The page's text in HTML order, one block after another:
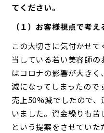
てください。
（１）お客様視点で考え
この大切さに気付かせ
当している若い美容師
はコロナの影響が大き
減になってしまったので
売上50%減でしたので
いました。資金繰りも
という提案をさせてい